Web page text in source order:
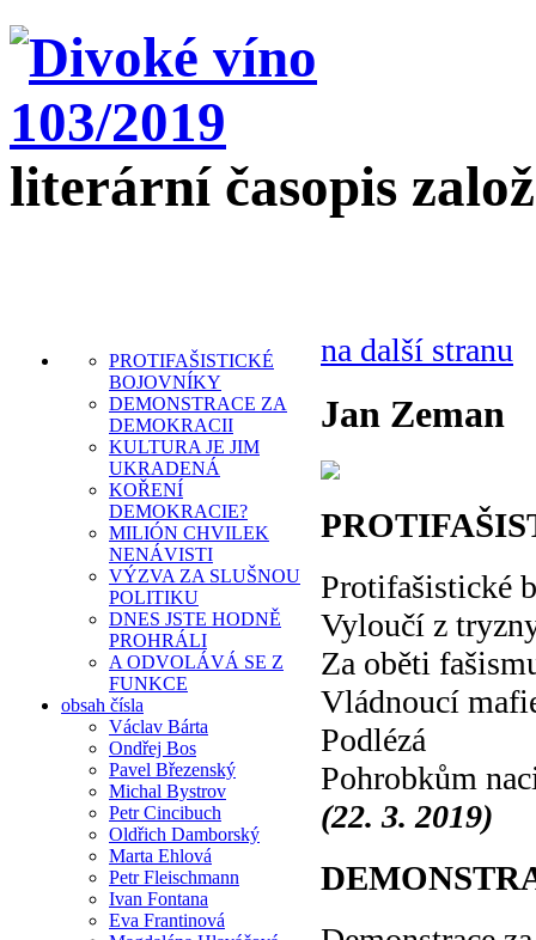
literární časopis
PROTIFAŠISTICKÉ
BOJOVNÍKY
DEMONSTRACE ZA
DEMOKRACII
KULTURA JE JIM
UKRADENÁ
KOŘENÍ
DEMOKRACIE?
MILIÓN CHVILEK
NENÁVISTI
VÝZVA ZA SLUŠNOU
POLITIKU
DNES JSTE HODNĚ
PROHRÁLI
A ODVOLÁVÁ SE Z
FUNKCE
obsah čísla
Václav Bárta
Ondřej Bos
Pavel Březenský
Michal Bystrov
Petr Cincibuch
Oldřich Damborský
Marta Ehlová
Petr Fleischmann
Ivan Fontana
Eva Frantinová
na další stranu
Jan Zeman
Protifašistické
Vyloučí z
Za oběti
Vládnoucí
Podlézá
Pohrobkům
(22. 3. 2019)